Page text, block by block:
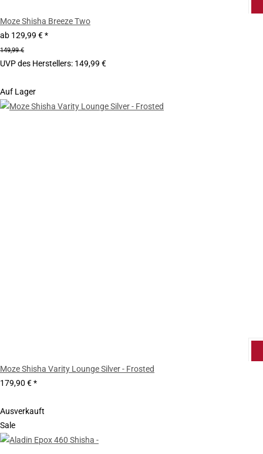
Moze Shisha Breeze Two
ab 129,99 €*
149,99 €
UVP des Herstellers: 149,99 €
Auf Lager
Moze Shisha Varity Lounge Silver - Frosted
179,90 €*
Ausverkauft
Sale